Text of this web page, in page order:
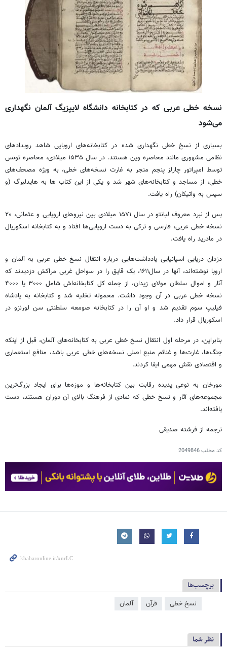
نسخه خطی عربی که در کتابخانه دانشگاه لایپزیگ آلمان نگهداری
می‌شود
بسیاری از نسخ خطی نگهداری شده در کتابخانه‌های اروپایی شاهد رویدادهای
نظامی ‌مشهوری مانند محاصره وین هستند. در سال ۱۵۳۵ میلادی، محاصره تونس
توسط امپراتور چارلز پنجم منجر به غارت نسخه‌های خطی، به ویژه مصحف‌های
خطی، از مساجد و کتابخانه‌های شهر شد و یکی از این کتاب ها به‌ هایدلبرگ (و
سپس به واتیکان) راه یافت.
پس از نبرد معروف لپانتو در سال ۱۵۷۱ میلادی بین نیروهای اروپایی و عثمانی، ۲۰
نسخه خطی عربی، فارسی و ترکی به دست اروپایی‌ها افتاد و به کتابخانه اسکوریال
در مادرید راه یافت.
دزدان دریایی اسپانیایی یادداشت‌هایی درباره انتقال نسخ خطی عربی به آلمان و
اروپا نوشته‌اند، آنها در سال۱۶۱۱، یک قایق را در سواحل غربی مراکش دزدیدند که
آثار و اموال سلطان مولای زیدان، از جمله کل کتابخانه‌اش شامل ۳۰۰۰ یا ۴۰۰۰
نسخه خطی عربی در آن وجود داشت. محموله تخلیه شد و کتابخانه به پادشاه
فیلیپ سوم تقدیم شد و او آن را در کتابخانه صومعه سلطنتی سن لورنزو در
اسکوریال قرار داد.
بنابراین، در مرحله اول انتقال نسخ خطی عربی به کتابخانه‌های آلمان، قبل از اینکه
جنگ‌ها، غارت‌ها و غنائم منبع اصلی نسخه‌های خطی عربی باشد، منافع استعماری
و اقتصادی نقش مهمی ایفا کردند.
مورخان به نوعی پدیده رقابت بین کتابخانه‌ها و موزه‌ها برای ایجاد بزرگ‌ترین
مجموعه‌های آثار و نسخ خطی که نمادی از فرهنگ بالای آن دوران هستند، دست
یافته‌اند.
ترجمه از فرشته صدیقی
کد مطلب2049846
برچسب‌ها
نسخ خطی قرآن آلمان
نظر شما